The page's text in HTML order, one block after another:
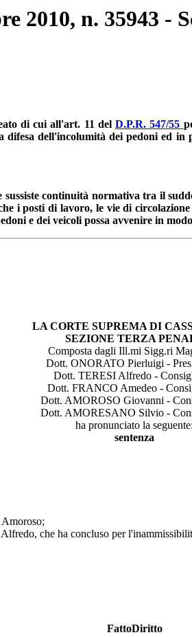
2010, n. 35943
di cui all'art. 11 delD.P.R. 547/55
dell'incolumità dei pedoni ed
continuità normativa tra il
i posti di lavoro, le vie di
e dei veicoli possa avvenire in
LA CORTE SUPREMA DI
SEZIONE TERZA
Composta dagli Ill.mi Sigg.ri
Dott. ONORATO Pierluigi -
Dott. TERESI Alfredo -
Dott. FRANCO Amedeo -
Dott. AMOROSO Giovanni -
Dott. AMORESANO Silvio -
ha pronunciato la seguente:
sentenza
che ha concluso per
FattoDiritto